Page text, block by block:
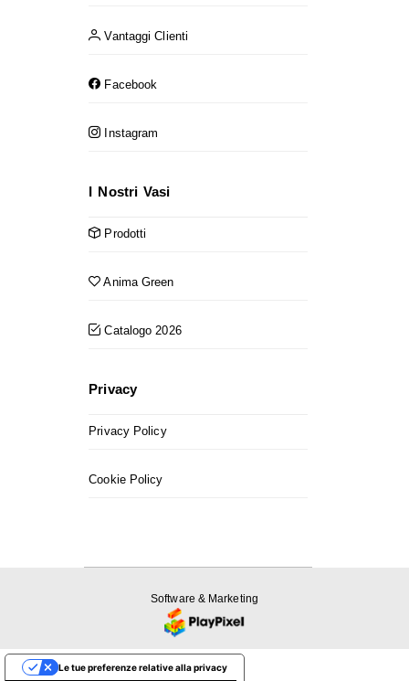
Vantaggi Clienti
Facebook
Instagram
I Nostri Vasi
Prodotti
Anima Green
Catalogo 2026
Privacy
Privacy Policy
Cookie Policy
Software & Marketing
Le tue preferenze relative alla privacy